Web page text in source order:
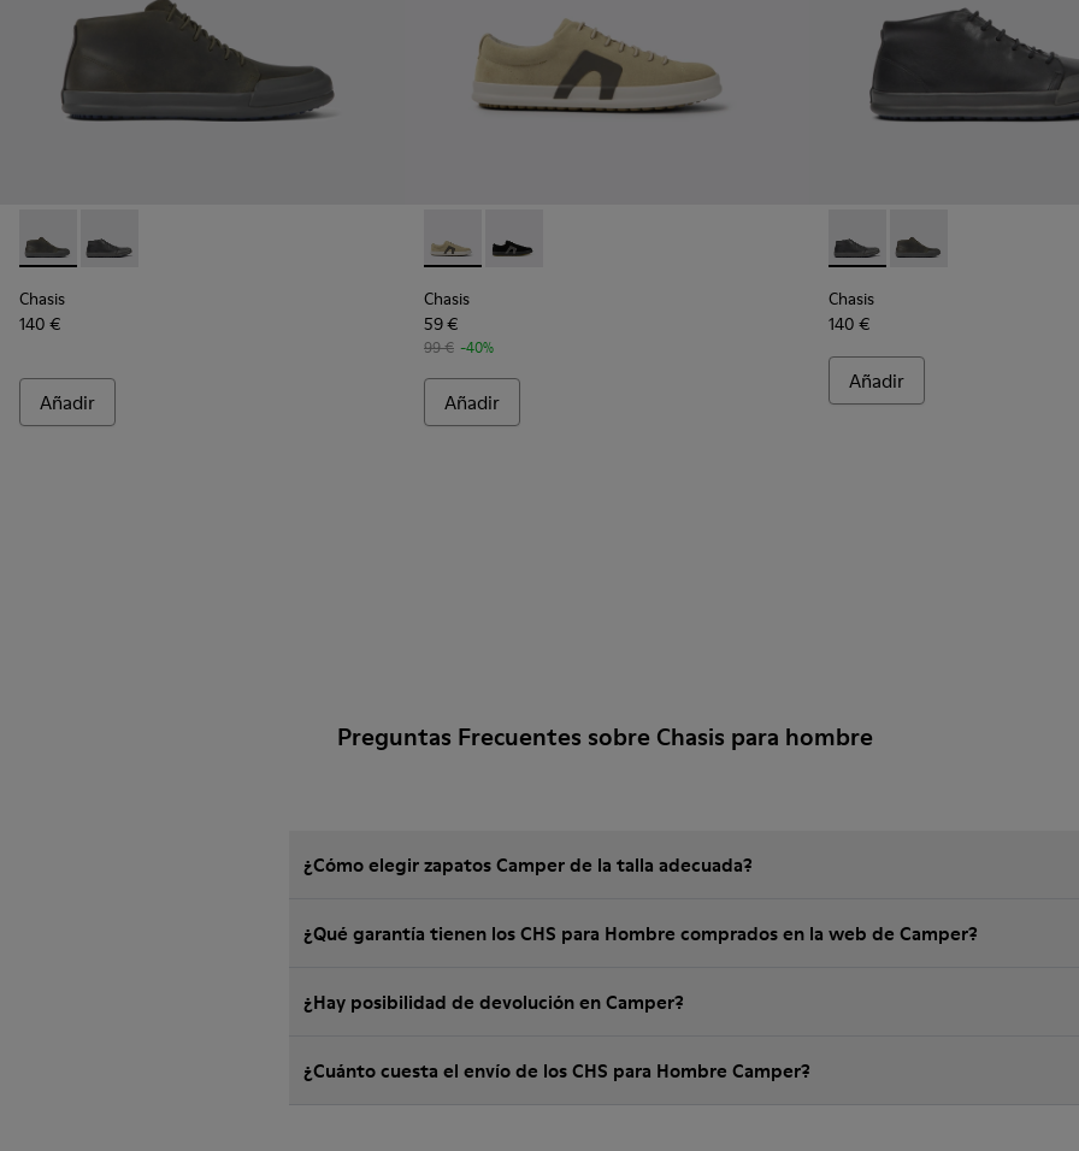
Chasis - K300432-003 - Botines verde oscuro de piel para hombre
Chasis - K300432-001 - Botines negros de piel para hombre
Chasis
140 €
Añadir
Chasis - K100811-002 - Zapatos de nobuk beige para hombre
Chasis - K100811-001 - Zapatos de nobuk negros para hombre
Chasis
59 €
99 € -40%
Añadir
Chasis - K300432-001 -
Chasis - K300432-
Chasis
140 €
Añadir
Preguntas Frecuentes sobre Chasis para hombre
¿Cómo elegir zapatos Camper de la talla adecuada?
¿Qué garantía tienen los CHS para Hombre comprados en la web de Camper?
¿Hay posibilidad de devolución en Camper?
¿Cuánto cuesta el envío de los CHS para Hombre Camper?